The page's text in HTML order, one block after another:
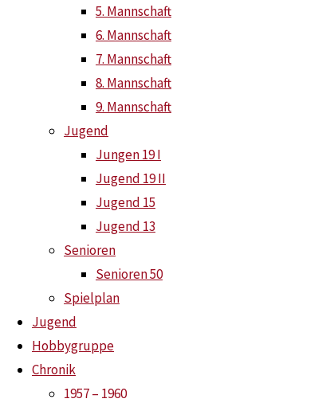
5. Mannschaft
6. Mannschaft
7. Mannschaft
8. Mannschaft
9. Mannschaft
Jugend
Jungen 19 I
Jugend 19 II
Jugend 15
Jugend 13
Senioren
Senioren 50
Spielplan
Jugend
Hobbygruppe
Chronik
1957 – 1960
13. Dezember 202415. Dezember 2024
Das diesjährige Weihnachtsturnier der
konnte sich überraschend der 11jährige Jan Haese im
Jonas Lüdecke mit 3:2 gegen Till Vanselow.
In der Jungen 19 Klasse gewann Jasper Tißen mit 3:1
Henrik Hoffmann mit 3:0 durch setzte.
Den beiden Trainern, Sonky Dröge und Michael
alles gelernt haben. Dadurch das „alle“ etwas
bedienten.